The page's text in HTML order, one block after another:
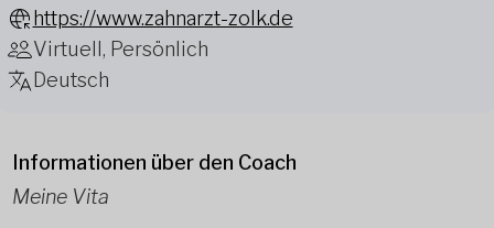
https://www.zahnarzt-zolk.de
Virtuell, Persönlich
Deutsch
Informationen über den Coach
Meine Vita